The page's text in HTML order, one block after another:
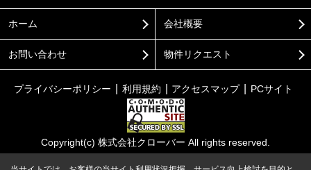
ホーム 会社概要
お問い合わせ 物件リクエスト
プライバシーポリシー 利用規約 アクセスマップ PCサイト
Copyright(c) 株式会社クローバー All rights reserved.